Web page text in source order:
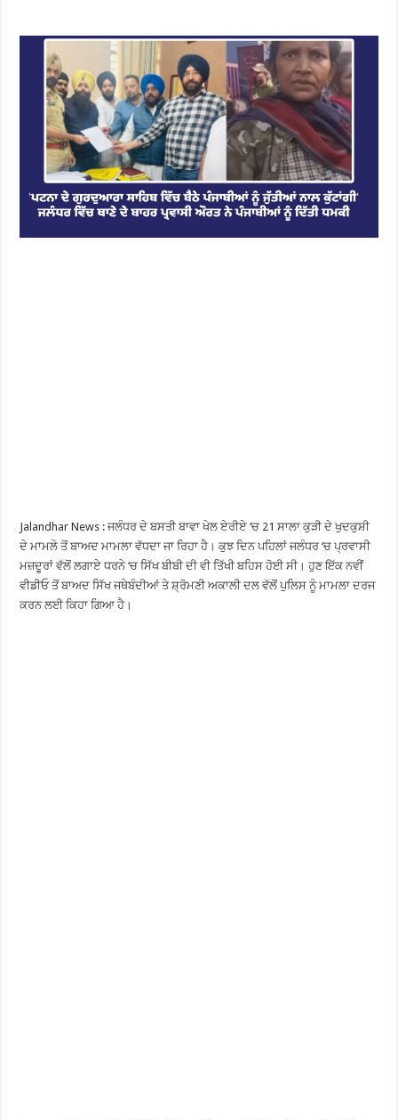
Jalandhar News : ਜਲੰਧਰ ਦੇ ਬਸਤੀ ਬਾਵਾ ਖੇਲ ਏਰੀਏ ‘ਚ 21 ਸਾਲਾ ਕੁੜੀ ਦੇ ਖੁਦਕੁਸ਼ੀ
ਦੇ ਮਾਮਲੇ ਤੋਂ ਬਾਅਦ ਮਾਮਲਾ ਵੱਧਦਾ ਜਾ ਰਿਹਾ ਹੈ। ਕੁਝ ਦਿਨ ਪਹਿਲਾਂ ਜਲੰਧਰ ‘ਚ ਪ੍ਰਵਾਸੀ
ਮਜ਼ਦੂਰਾਂ ਵੱਲੋਂ ਲਗਾਏ ਧਰਨੇ ‘ਚ ਸਿੱਖ ਬੀਬੀ ਦੀ ਵੀ ਤਿੱਖੀ ਬਹਿਸ ਹੋਈ ਸੀ। ਹੁਣ ਇੱਕ ਨਵੀਂ
ਵੀਡੀਓ ਤੋਂ ਬਾਅਦ ਸਿੱਖ ਜਥੇਬੰਦੀਆਂ ਤੇ ਸ਼੍ਰੋਮਣੀ ਅਕਾਲੀ ਦਲ ਵੱਲੋਂ ਪੁਲਿਸ ਨੂੰ ਮਾਮਲਾ ਦਰਜ
ਕਰਨ ਲਈ ਕਿਹਾ ਗਿਆ ਹੈ।